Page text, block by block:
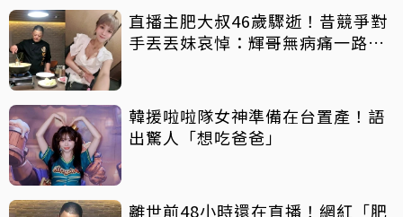
直播主肥大叔46歲驟逝！昔競爭對
手丟丟妹哀悼：輝哥無病痛一路好
韓援啦啦隊女神準備在台置產！語
出驚人「想吃爸爸」
離世前48小時還在直播！網紅「肥